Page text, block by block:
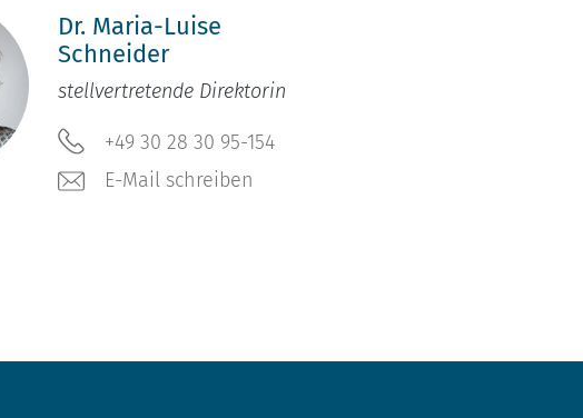
Dr. Maria-Luise
Schneider
stellvertretende Direktorin
+49 30 28 30 95-154
E-Mail schreiben